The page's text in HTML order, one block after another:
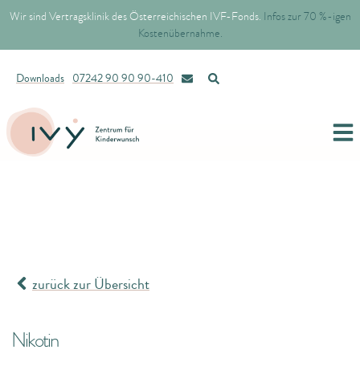
Wir sind Vertragsklinik des Österreichischen IVF-Fonds. Infos zur 70 %-igen
Kostenübernahme.
Downloads 07242 90 90 90-410
zurück zur Übersicht
Nikotin